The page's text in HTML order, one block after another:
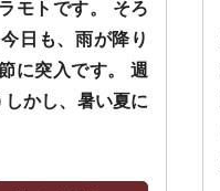
モトです。 そろ
日も、雨が降り
に突入です。 週
かし、暑い夏に